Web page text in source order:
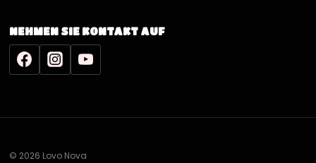
NEHMEN SIE KONTAKT AUF
© 2026 Lovo Nova